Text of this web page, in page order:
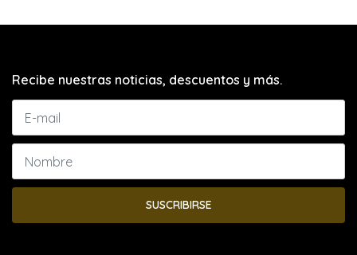
Recibe nuestras noticias, descuentos y más.
SUSCRIBIRSE